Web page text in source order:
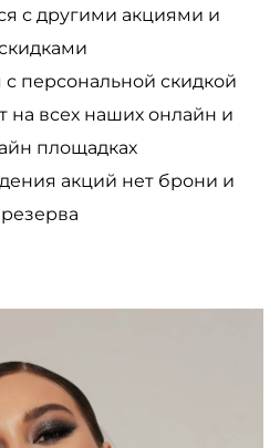
с другими акциями и
персональной скидкой
на всех наших онлайн и
площадках
акций нет брони и
резерва